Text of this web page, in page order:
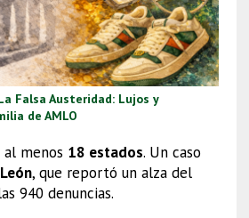
Falsa Austeridad: Lujos y
de AMLO
menos 18 estados. Un caso
, que reportó un alza del
940 denuncias.